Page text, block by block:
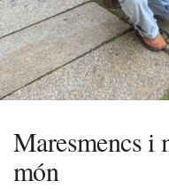
Maresmencs i
món